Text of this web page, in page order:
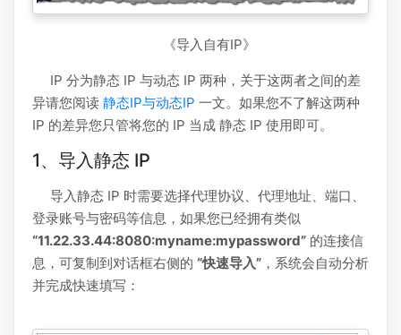
《导入自有IP》
IP 分为静态 IP 与动态 IP 两种，关于这两者之间的差
异请您阅读 静态IP与动态IP 一文。如果您不了解这两种
IP 的差异您只管将您的 IP 当成 静态 IP 使用即可。
1、导入静态 IP
导入静态 IP 时需要选择代理协议、代理地址、端口、
登录账号与密码等信息，如果您已经拥有类似
“11.22.33.44:8080:myname:mypassword” 的连接信
息，可复制到对话框右侧的 “快速导入” ，系统会自动分析
并完成快速填写：